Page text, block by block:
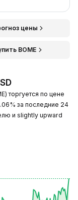
цены
BOME
торгуется по цене
за последние 24
и slightly upward